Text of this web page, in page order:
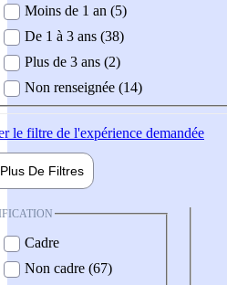
demandée
Moins de 1 an (5)
De 1 à 3 ans (38)
Plus de 3 ans (2)
Non renseignée (14)
le filtre de l'expérience demandée
Plus De Filtres
Cadre
Non cadre (67)